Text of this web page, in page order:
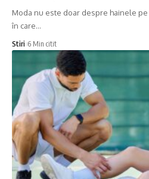
Moda nu este doar despre hainele
în care…
Stiri 6 Min citit